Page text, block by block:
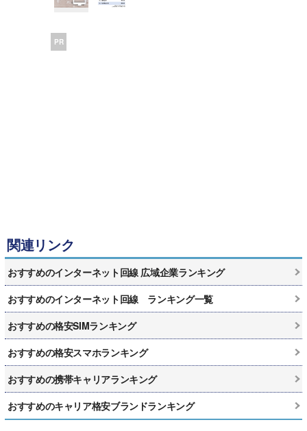
PR
関連リンク
おすすめのインターネット回線 広域企業ランキング
おすすめのインターネット回線 ランキング一覧
おすすめの格安SIMランキング
おすすめの格安スマホランキング
おすすめの携帯キャリアランキング
おすすめのキャリア格安ブランドランキング